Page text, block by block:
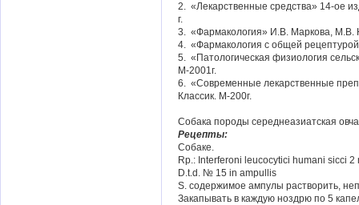
2. «Лекарственные средства» 14-ое
г.
3. «Фармакология» И.В. Маркова, М.В.
4. «Фармакология с общей
5. «Патологическая физиология
М-2001г.
6. «Современные лекарственные
Классик. М-200г.
Собака породы середнеазиатская
Рецепты:
Собаке.
Rp.: Interferoni leucocytici humani sicci 2
D.t.d. № 15 in ampullis
S. содержимое ампулы растворить,
Закапывать в каждую ноздрю по 5